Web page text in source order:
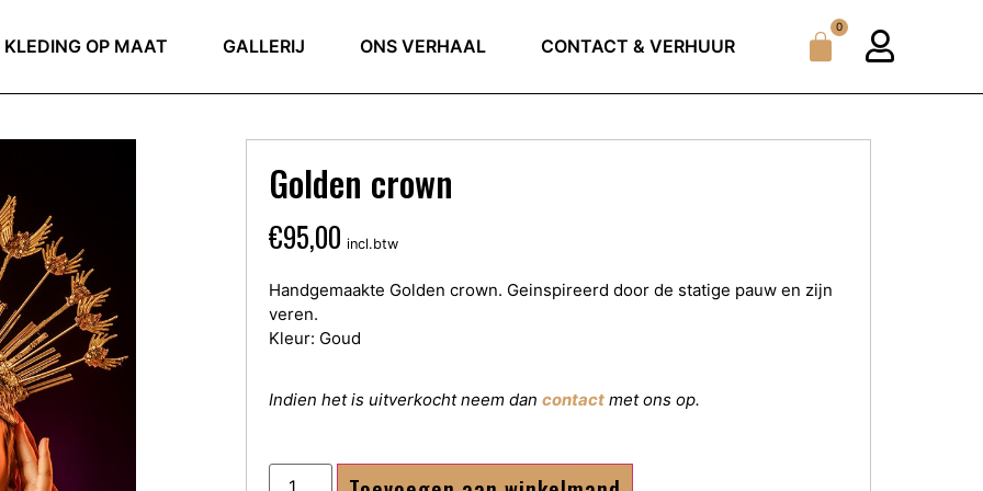
KLEDING OP MAAT GALLERIJ ONS VERHAAL CONTACT & VERHUUR
0
Golden crown
€95,00 incl.btw
Handgemaakte Golden crown. Geinspireerd door de statige pauw en zijn
veren.
Kleur: Goud
Indien het is uitverkocht neem dan contact met ons op.